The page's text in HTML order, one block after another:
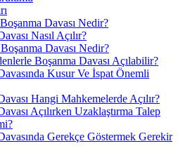
Davası Nedir?
Nasıl Açılır?
Davası Nedir?
Boşanma Davası Açılabilir?
Kusur Ve İspat Önemli
Hangi Mahkemelerde Açılır?
Açılırken Uzaklaştırma Talep
Gerekçe Göstermek Gerekir